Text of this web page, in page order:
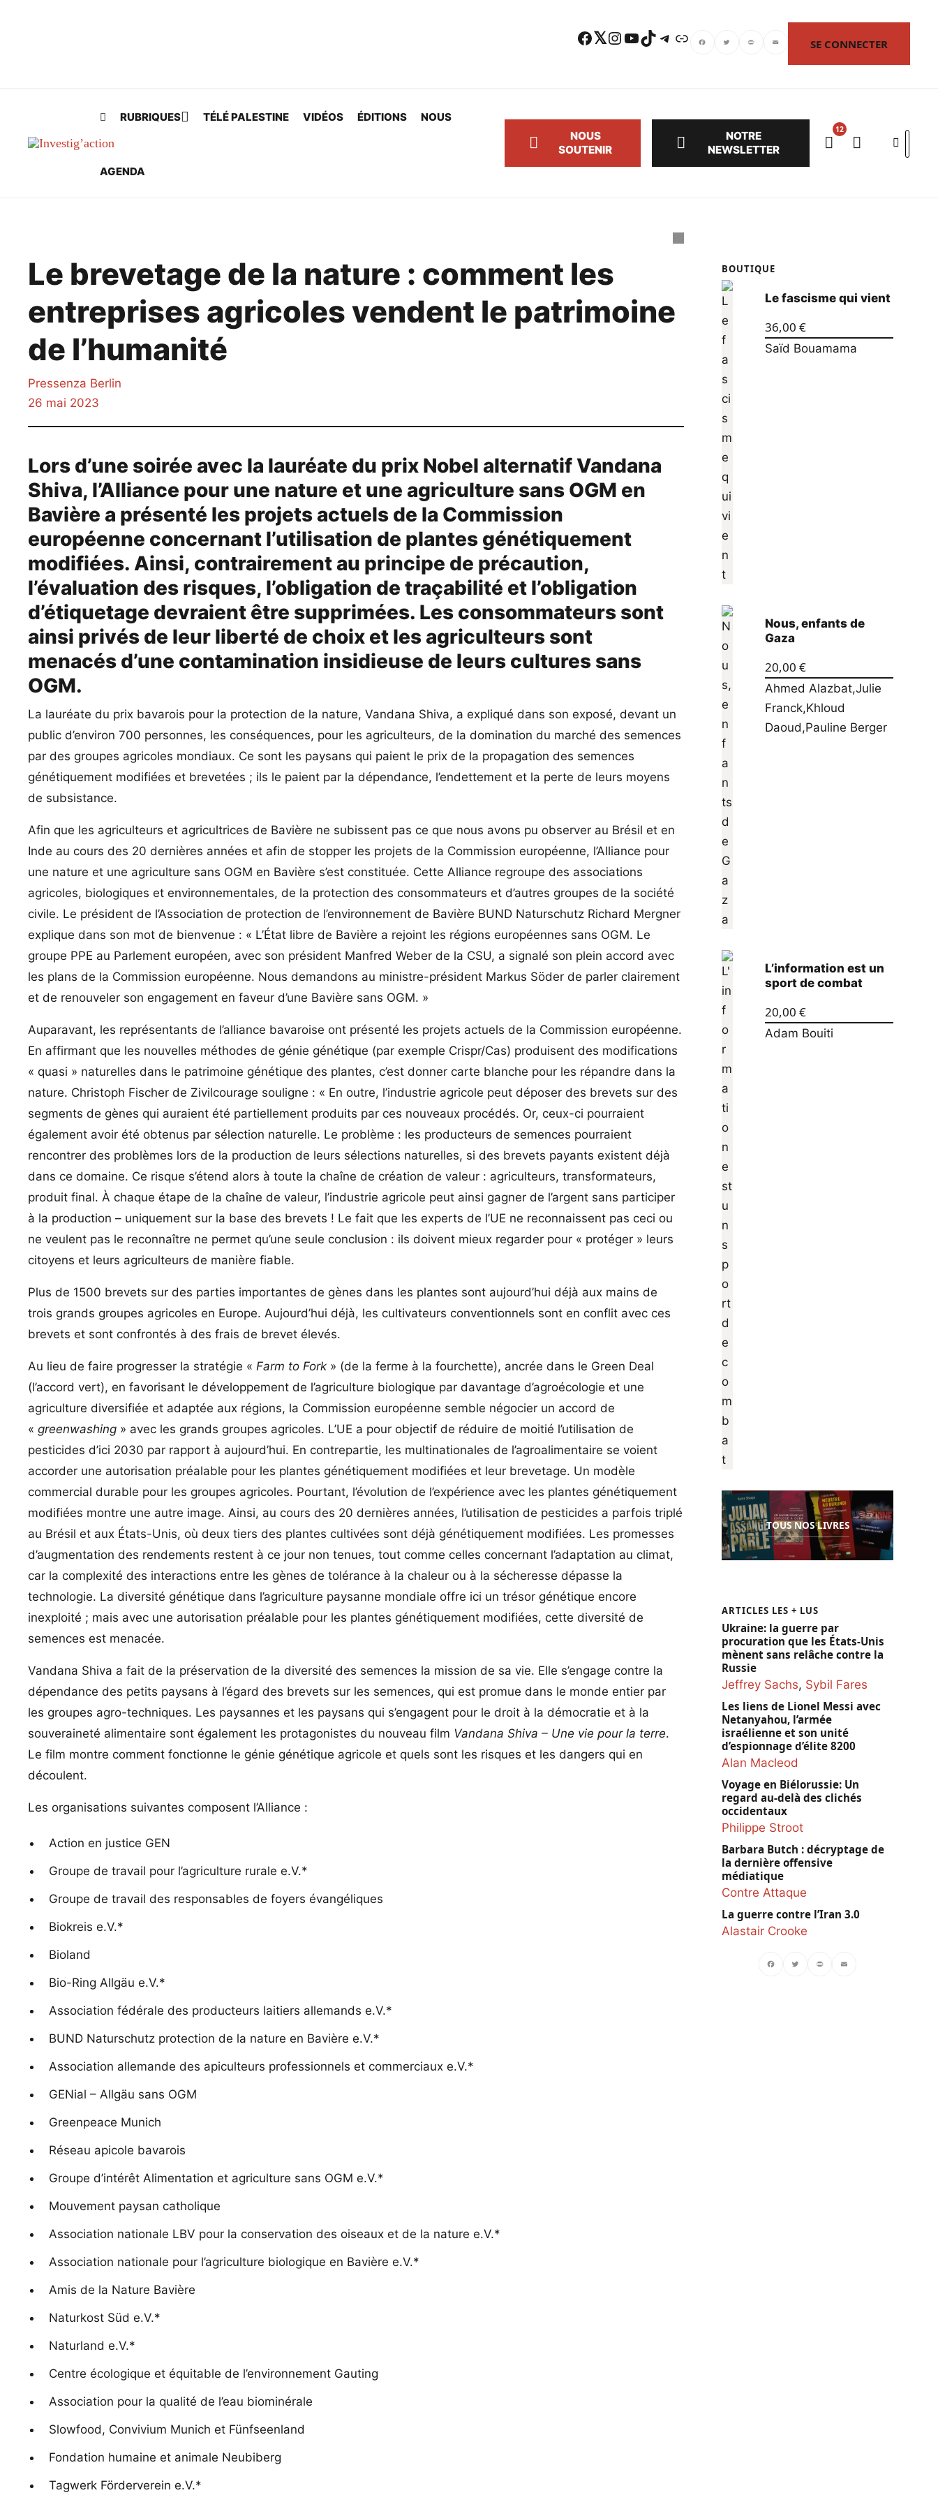
Facebook Twitter Instagram YouTube TikTok Telegram Lien SE CONNECTER
RUBRIQUES TÉLÉ PALESTINE VIDÉOS ÉDITIONS NOUS
AGENDA
NOUS
SOUTENIR
NOTRE
NEWSLETTER
Le brevetage de la nature : comment les
entreprises agricoles vendent le patrimoine
de l’humanité
Pressenza Berlin
26 mai 2023
Lors d’une soirée avec la lauréate du prix Nobel alternatif Vandana
Shiva, l’Alliance pour une nature et une agriculture sans OGM en
Bavière a présenté les projets actuels de la Commission
européenne concernant l’utilisation de plantes génétiquement
modifiées. Ainsi, contrairement au principe de précaution,
l’évaluation des risques, l’obligation de traçabilité et l’obligation
d’étiquetage devraient être supprimées. Les consommateurs sont
ainsi privés de leur liberté de choix et les agriculteurs sont
menacés d’une contamination insidieuse de leurs cultures sans
OGM.
La lauréate du prix bavarois pour la protection de la nature, Vandana Shiva, a expliqué dans son exposé, devant un
public d’environ 700 personnes, les conséquences, pour les agriculteurs, de la domination du marché des semences
par des groupes agricoles mondiaux. Ce sont les paysans qui paient le prix de la propagation des semences
génétiquement modifiées et brevetées ; ils le paient par la dépendance, l’endettement et la perte de leurs moyens
de subsistance.
Afin que les agriculteurs et agricultrices de Bavière ne subissent pas ce que nous avons pu observer au Brésil et en
Inde au cours des 20 dernières années et afin de stopper les projets de la Commission européenne, l’Alliance pour
une nature et une agriculture sans OGM en Bavière s’est constituée. Cette Alliance regroupe des associations
agricoles, biologiques et environnementales, de la protection des consommateurs et d’autres groupes de la société
civile. Le président de l’Association de protection de l’environnement de Bavière BUND Naturschutz Richard Mergner
explique dans son mot de bienvenue : « L’État libre de Bavière a rejoint les régions européennes sans OGM. Le
groupe PPE au Parlement européen, avec son président Manfred Weber de la CSU, a signalé son plein accord avec
les plans de la Commission européenne. Nous demandons au ministre-président Markus Söder de parler clairement
et de renouveler son engagement en faveur d’une Bavière sans OGM. »
Auparavant, les représentants de l’alliance bavaroise ont présenté les projets actuels de la Commission européenne.
En affirmant que les nouvelles méthodes de génie génétique (par exemple Crispr/Cas) produisent des modifications
« quasi » naturelles dans le patrimoine génétique des plantes, c’est donner carte blanche pour les répandre dans la
nature. Christoph Fischer de Zivilcourage souligne : « En outre, l’industrie agricole peut déposer des brevets sur des
segments de gènes qui auraient été partiellement produits par ces nouveaux procédés. Or, ceux-ci pourraient
également avoir été obtenus par sélection naturelle. Le problème : les producteurs de semences pourraient
rencontrer des problèmes lors de la production de leurs sélections naturelles, si des brevets payants existent déjà
dans ce domaine. Ce risque s’étend alors à toute la chaîne de création de valeur : agriculteurs, transformateurs,
produit final. À chaque étape de la chaîne de valeur, l’industrie agricole peut ainsi gagner de l’argent sans participer
à la production – uniquement sur la base des brevets ! Le fait que les experts de l’UE ne reconnaissent pas ceci ou
ne veulent pas le reconnaître ne permet qu’une seule conclusion : ils doivent mieux regarder pour « protéger » leurs
citoyens et leurs agriculteurs de manière fiable.
Plus de 1500 brevets sur des parties importantes de gènes dans les plantes sont aujourd’hui déjà aux mains de
trois grands groupes agricoles en Europe. Aujourd’hui déjà, les cultivateurs conventionnels sont en conflit avec ces
brevets et sont confrontés à des frais de brevet élevés.
Au lieu de faire progresser la stratégie « Farm to Fork » (de la ferme à la fourchette), ancrée dans le Green Deal
(l’accord vert), en favorisant le développement de l’agriculture biologique par davantage d’agroécologie et une
agriculture diversifiée et adaptée aux régions, la Commission européenne semble négocier un accord de
«greenwashing » avec les grands groupes agricoles. L’UE a pour objectif de réduire de moitié l’utilisation de
pesticides d’ici 2030 par rapport à aujourd’hui. En contrepartie, les multinationales de l’agroalimentaire se voient
accorder une autorisation préalable pour les plantes génétiquement modifiées et leur brevetage. Un modèle
commercial durable pour les groupes agricoles. Pourtant, l’évolution de l’expérience avec les plantes génétiquement
modifiées montre une autre image. Ainsi, au cours des 20 dernières années, l’utilisation de pesticides a parfois triplé
au Brésil et aux États-Unis, où deux tiers des plantes cultivées sont déjà génétiquement modifiées. Les promesses
d’augmentation des rendements restent à ce jour non tenues, tout comme celles concernant l’adaptation au climat,
car la complexité des interactions entre les gènes de tolérance à la chaleur ou à la sécheresse dépasse la
technologie. La diversité génétique dans l’agriculture paysanne mondiale offre ici un trésor génétique encore
inexploité ; mais avec une autorisation préalable pour les plantes génétiquement modifiées, cette diversité de
semences est menacée.
Vandana Shiva a fait de la préservation de la diversité des semences la mission de sa vie. Elle s’engage contre la
dépendance des petits paysans à l’égard des brevets sur les semences, qui est promue dans le monde entier par
les groupes agro-techniques. Les paysannes et les paysans qui s’engagent pour le droit à la démocratie et à la
souveraineté alimentaire sont également les protagonistes du nouveau film Vandana Shiva – Une vie pour la terre.
Le film montre comment fonctionne le génie génétique agricole et quels sont les risques et les dangers qui en
découlent.
Les organisations suivantes composent l’Alliance :
Action en justice GEN
Groupe de travail pour l’agriculture rurale e.V.*
Groupe de travail des responsables de foyers évangéliques
Biokreis e.V.*
Bioland
Bio-Ring Allgäu e.V.*
Association fédérale des producteurs laitiers allemands e.V.*
BUND Naturschutz protection de la nature en Bavière e.V.*
Association allemande des apiculteurs professionnels et commerciaux e.V.*
GENial – Allgäu sans OGM
Greenpeace Munich
Réseau apicole bavarois
Groupe d’intérêt Alimentation et agriculture sans OGM e.V.*
Mouvement paysan catholique
Association nationale LBV pour la conservation des oiseaux et de la nature e.V.*
Association nationale pour l’agriculture biologique en Bavière e.V.*
Amis de la Nature Bavière
Naturkost Süd e.V.*
Naturland e.V.*
Centre écologique et équitable de l’environnement Gauting
Association pour la qualité de l’eau biominérale
Slowfood, Convivium Munich et Fünfseenland
Fondation humaine et animale Neubiberg
Tagwerk Förderverein e.V.*
BOUTIQUE
Le fascisme qui vient
36,00 €
Saïd Bouamama
Nous, enfants de
Gaza
20,00 €
Ahmed Alazbat,Julie
Franck,Khloud
Daoud,Pauline Berger
L’information est un
sport de combat
20,00 €
Adam Bouiti
TOUS NOS LIVRES
ARTICLES LES + LUS
Ukraine: la guerre par
procuration que les États-Unis
mènent sans relâche contre la
Russie
Jeffrey Sachs, Sybil Fares
Les liens de Lionel Messi avec
Netanyahou, l’armée
israélienne et son unité
d’espionnage d’élite 8200
Alan Macleod
Voyage en Biélorussie: Un
regard au-delà des clichés
occidentaux
Philippe Stroot
Barbara Butch : décryptage de
la dernière offensive
médiatique
Contre Attaque
La guerre contre l’Iran 3.0
Alastair Crooke